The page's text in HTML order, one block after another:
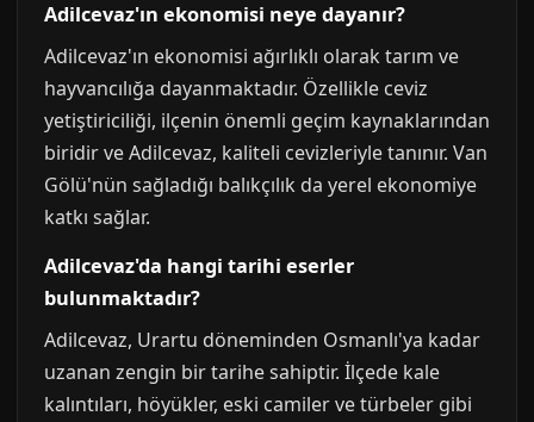
Adilcevaz'ın ekonomisi neye dayanır?
Adilcevaz'ın ekonomisi ağırlıklı olarak tarım ve
hayvancılığa dayanmaktadır. Özellikle ceviz
yetiştiriciliği, ilçenin önemli geçim kaynaklarından
biridir ve Adilcevaz, kaliteli cevizleriyle tanınır. Van
Gölü'nün sağladığı balıkçılık da yerel ekonomiye
katkı sağlar.
Adilcevaz'da hangi tarihi eserler
bulunmaktadır?
Adilcevaz, Urartu döneminden Osmanlı'ya kadar
uzanan zengin bir tarihe sahiptir. İlçede kale
kalıntıları, höyükler, eski camiler ve türbeler gibi